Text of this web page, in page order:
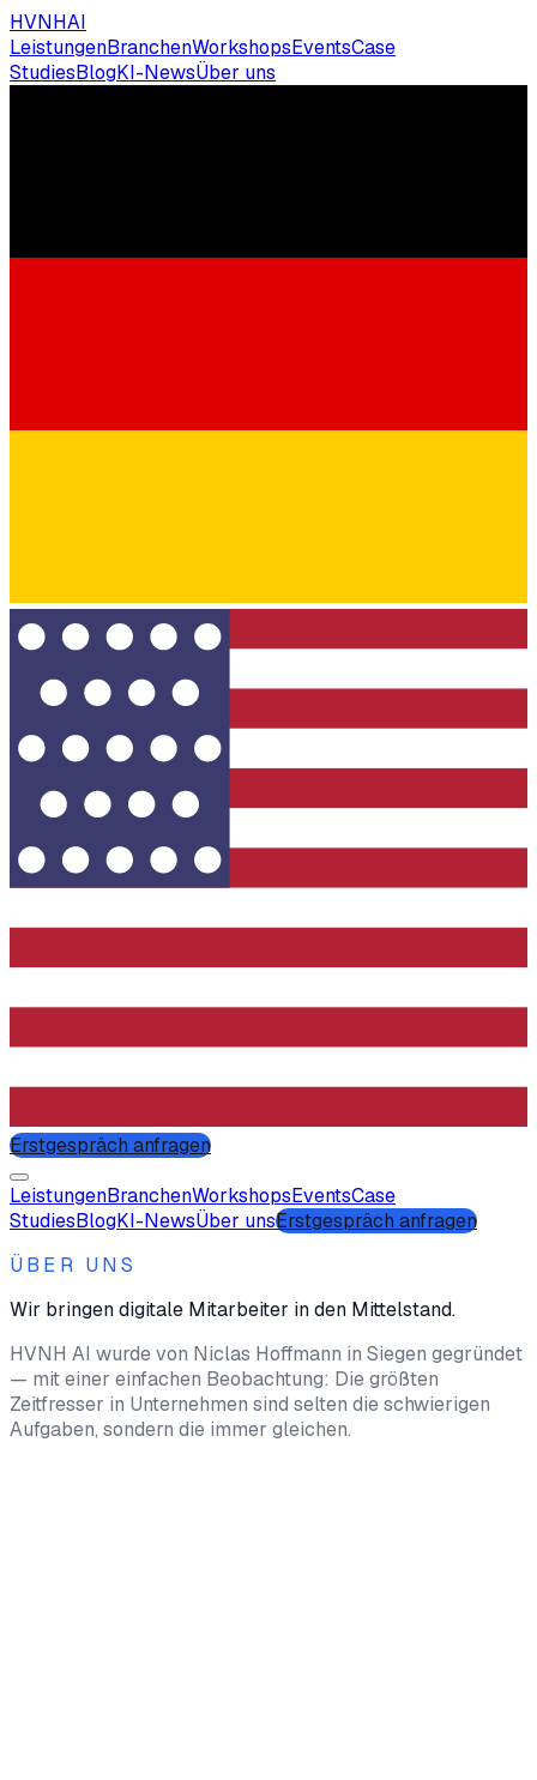
HVNHAI
LeistungenBranchenWorkshopsEventsCase
StudiesBlogKI-NewsÜber uns
Erstgespräch anfragen
LeistungenBranchenWorkshopsEventsCase
StudiesBlogKI-NewsÜber unsErstgespräch anfragen
ÜBER UNS
Wir bringen digitale Mitarbeiter in den Mittelstand.
HVNH AI wurde von Niclas Hoffmann in Siegen gegründet
— mit einer einfachen Beobachtung: Die größten
Zeitfresser in Unternehmen sind selten die schwierigen
Aufgaben, sondern die immer gleichen.